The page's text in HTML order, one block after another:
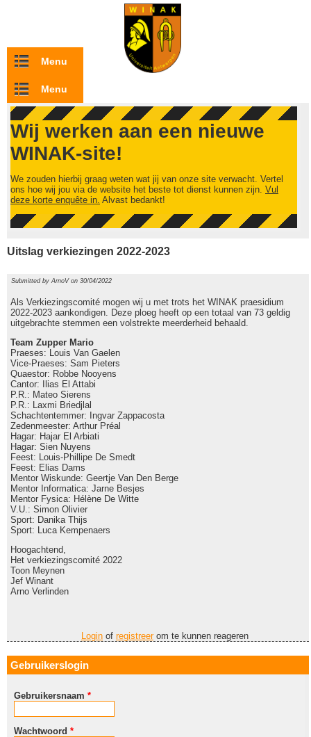
Overslaan en naar de inhoud gaan
Menu
Menu
Wij werken aan een nieuwe
WINAK-site!
We zouden hierbij graag weten wat jij van onze site verwacht. Vertel
ons hoe wij jou via de website het beste tot dienst kunnen zijn. Vul
deze korte enquête in. Alvast bedankt!
Uitslag verkiezingen 2022-2023
Submitted byArnoVon 30/04/2022
Als Verkiezingscomité mogen wij u met trots het WINAK praesidium
2022-2023 aankondigen. Deze ploeg heeft op een totaal van 73 geldig
uitgebrachte stemmen een volstrekte meerderheid behaald.
Team Zupper Mario
Praeses: Louis Van Gaelen
Vice-Praeses: Sam Pieters
Quaestor: Robbe Nooyens
Cantor: Ilias El Attabi
P.R.: Mateo Sierens
P.R.: Laxmi Briedjlal
Schachtentemmer: Ingvar Zappacosta
Zedenmeester: Arthur Préal
Hagar: Hajar El Arbiati
Hagar: Sien Nuyens
Feest: Louis-Phillipe De Smedt
Feest: Elias Dams
Mentor Wiskunde: Geertje Van Den Berge
Mentor Informatica: Jarne Besjes
Mentor Fysica: Hélène De Witte
V.U.: Simon Olivier
Sport: Danika Thijs
Sport: Luca Kempenaers
Hoogachtend,
Het verkiezingscomité 2022
Toon Meynen
Jef Winant
Arno Verlinden
Login of registreerom te kunnen reageren
Gebruikerslogin
Gebruikersnaam *
Wachtwoord *